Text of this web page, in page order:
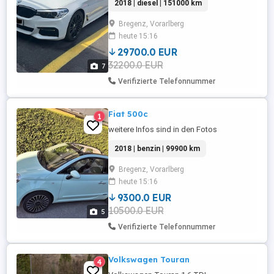
7
2018 | diesel | 151000 km
Bregenz, Vorarlberg
heute 15:16
29700.0 EUR
32200.0 EUR
Verifizierte Telefonnummer
5
1 Fiat 500c
weitere Infos sind in den Fotos
2018 | benzin | 99900 km
Bregenz, Vorarlberg
heute 15:16
9300.0 EUR
10500.0 EUR
Verifizierte Telefonnummer
4 Volkswagen Touran